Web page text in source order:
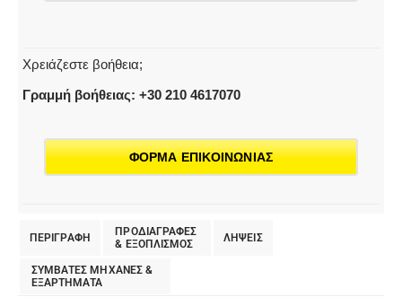
Χρειάζεστε βοήθεια;
Γραμμή βοήθειας: +30 210 4617070
ΦΟΡΜΑ ΕΠΙΚΟΙΝΩΝΙΑΣ
ΠΕΡΙΓΡΑΦΗ
ΠΡΟΔΙΑΓΡΑΦΕΣ
& EΞΟΠΛΙΣΜΟΣ
ΛΗΨΕΙΣ
ΣΥΜΒΑΤΕΣ ΜΗΧΑΝΕΣ &
ΕΞΑΡΤΗΜΑΤΑ